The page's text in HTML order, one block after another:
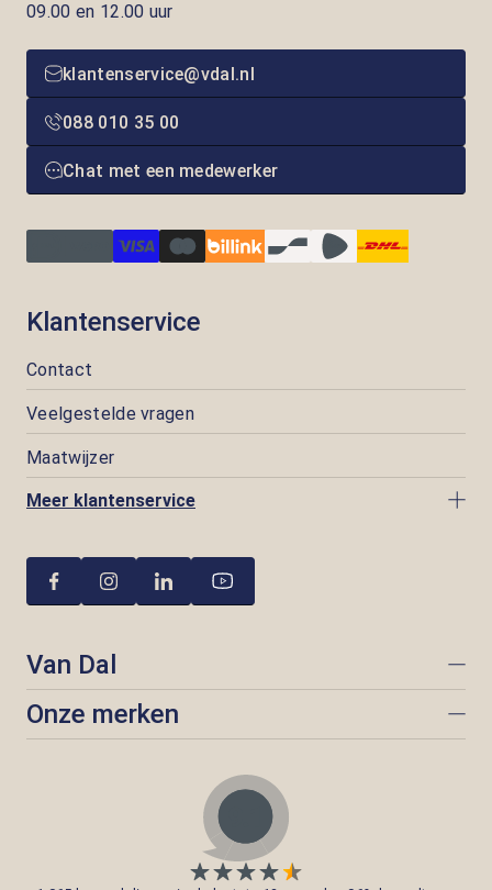
09.00 en 12.00 uur
klantenservice@vdal.nl
088 010 35 00
Chat met een medewerker
Klantenservice
Contact
Veelgestelde vragen
Maatwijzer
Meer klantenservice
Van Dal
Onze merken